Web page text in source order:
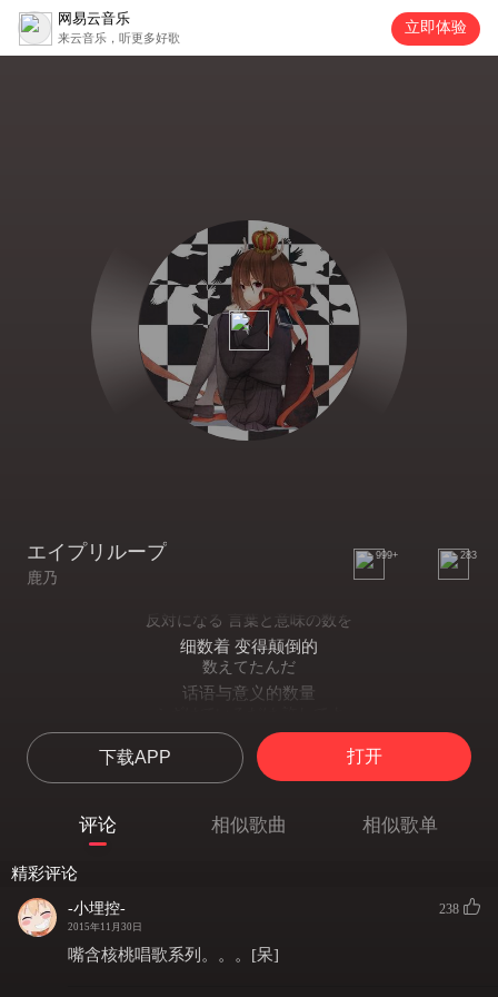
网易云音乐
来云音乐，听更多好歌
立即体验
エイプリループ
鹿乃
999+ 283
反対になる 言葉と意味の数を
细数着 变得颠倒的
数えてたんだ
话语与意义的数量
只是在开玩笑 原谅我吧
後悔になる 言葉と意味の数を
细数着 变成后悔的
话语与意义的数量
意味はないからさ
下载APP 打开
评论 相似歌曲 相似歌单
精彩评论
-小埋控-
2015年11月30日
238
嘴含核桃唱歌系列。。。[呆]